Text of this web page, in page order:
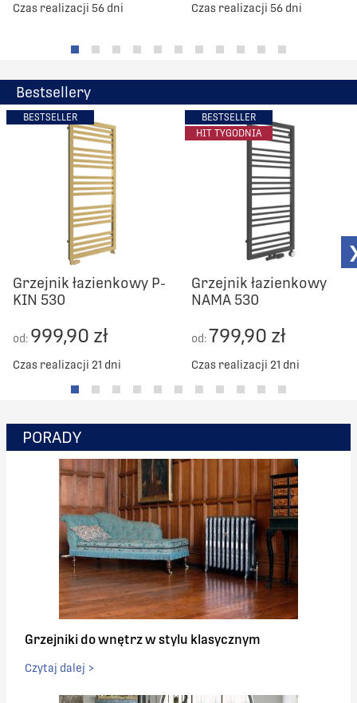
Czas realizacji 56 dni Czas realizacji 56 dni
Bestsellery
BESTSELLER
Grzejnik łazienkowy P-
KIN 530
od: 999,90 zł
Czas realizacji 21 dni
BESTSELLER
HIT TYGODNIA
Grzejnik łazienkowy
NAMA 530
od:799,90 zł
Czas realizacji 21 dni
PORADY
Grzejniki do wnętrz w stylu klasycznym
Czytaj dalej >